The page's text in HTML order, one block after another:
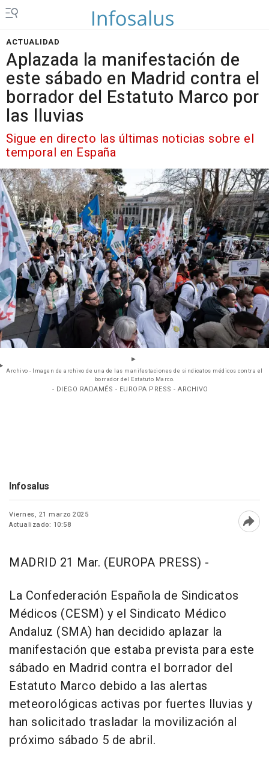
ACTUALIDAD
Aplazada la manifestación de
este sábado en Madrid contra el
borrador del Estatuto Marco por
las lluvias
Sigue en directo las últimas noticias sobre el
temporal en España
Archivo - Imagen de archivo de una de las manifestaciones de sindicatos médicos contra el
borrador del Estatuto Marco.
- DIEGO RADAMÉS - EUROPA PRESS - ARCHIVO
Infosalus
Viernes, 21 marzo 2025
Actualizado: 10:58
MADRID 21 Mar. (EUROPA PRESS) -
La Confederación Española de Sindicatos
Médicos (CESM) y el Sindicato Médico
Andaluz (SMA) han decidido aplazar la
manifestación que estaba prevista para este
sábado en Madrid contra el borrador del
Estatuto Marco debido a las alertas
meteorológicas activas por fuertes lluvias y
han solicitado trasladar la movilización al
próximo sábado 5 de abril.